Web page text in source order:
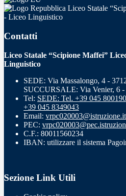
Liceo Statale
- Liceo Linguistico
Contatti
Liceo Statale “Scipione Maffei”
Linguistico
SEDE: Via Massalongo, 4 -
SUCCURSALE: Via Venier, 6 -
Tel: SEDE: Tel. +39 045
+39 045 8349043
Email: vrpc020003@istruzione.it
PEC:
C.F.: 80011560234
IBAN: utilizzare il sistema
Sezione Link Utili